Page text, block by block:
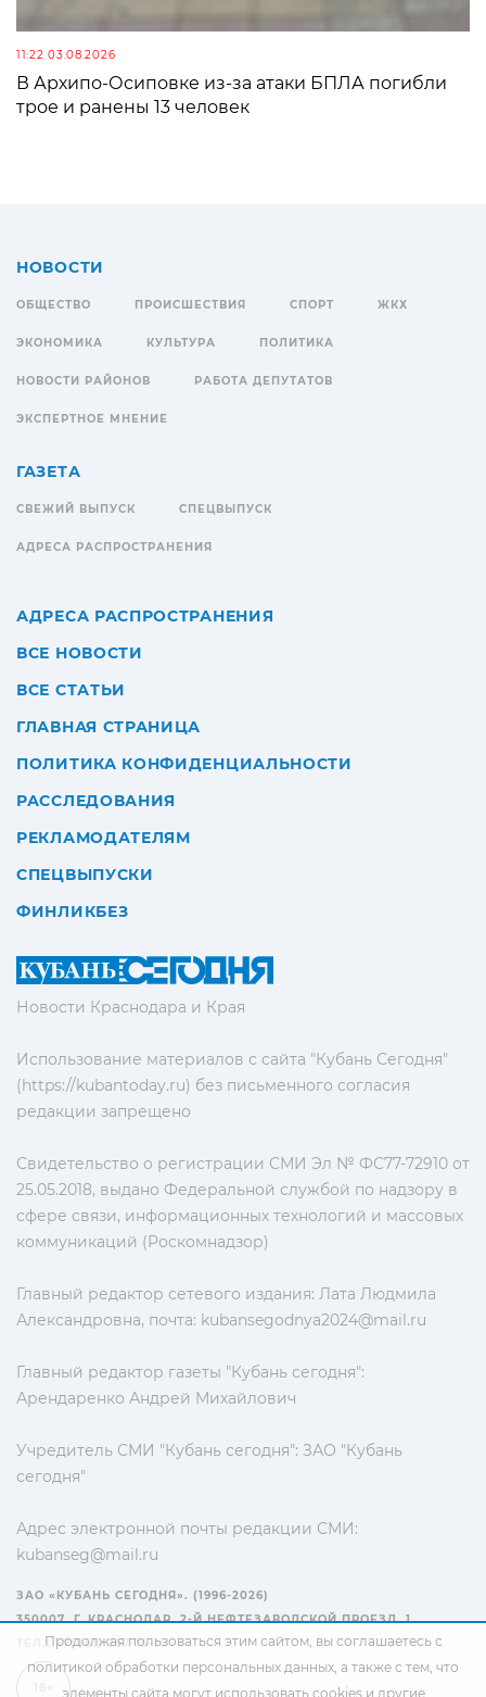
11:22 03.08.2026
В Архипо-Осиповке из-за атаки БПЛА погибли
трое и ранены 13 человек
Новости Краснодара и Края
Использование материалов с сайта "Кубань Сегодня"
(https://kubantoday.ru) без письменного согласия
редакции запрещено
Свидетельство о регистрации СМИ Эл № ФС77-72910 от
25.05.2018, выдано Федеральной службой по надзору в
сфере связи, информационных технологий и массовых
коммуникаций (Роскомнадзор)
Главный редактор сетевого издания: Лата Людмила
Александровна, почта: kubansegodnya2024@mail.ru
Главный редактор газеты "Кубань сегодня":
Арендаренко Андрей Михайлович
Учредитель СМИ "Кубань сегодня": ЗАО "Кубань
сегодня"
Адрес электронной почты редакции СМИ:
kubanseg@mail.ru
НОВОСТИ
ОБЩЕСТВО ПРОИСШЕСТВИЯ СПОРТ ЖКХ
ЭКОНОМИКА КУЛЬТУРА ПОЛИТИКА
НОВОСТИ РАЙОНОВ РАБОТА ДЕПУТАТОВ
ЭКСПЕРТНОЕ МНЕНИЕ
ГАЗЕТА
СВЕЖИЙ ВЫПУСК СПЕЦВЫПУСК
АДРЕСА РАСПРОСТРАНЕНИЯ
АДРЕСА РАСПРОСТРАНЕНИЯ
ВСЕ НОВОСТИ
ВСЕ СТАТЬИ
ГЛАВНАЯ СТРАНИЦА
ПОЛИТИКА КОНФИДЕНЦИАЛЬНОСТИ
РАССЛЕДОВАНИЯ
РЕКЛАМОДАТЕЛЯМ
СПЕЦВЫПУСКИ
ФИНЛИКБЕЗ
ЗАО «КУБАНЬ СЕГОДНЯ». (1996-2026)
350007, Г. КРАСНОДАР, 2-Й НЕФТЕЗАВОДСКОЙ ПРОЕЗД, 1
ТЕЛ.: +7(861) 267-15-15
Продолжая пользоваться этим сайтом, вы соглашаетесь с
политикой обработки персональных данных, а также с тем, что
элементы сайта могут использовать cookies и другие